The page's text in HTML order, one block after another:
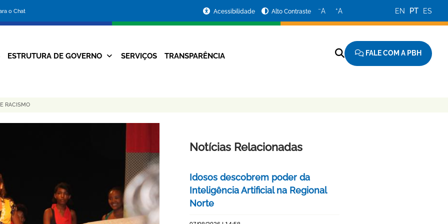
o Chat
da
Prefeitura
Acessibilidade Alto Contraste −A +A EN PT ES
Navegação
ESTRUTURA DE GOVERNO SERVIÇOS TRANSPARÊNCIA FALE COM A PBH
RACISMO
Notícias Relacionadas
Idosos descobrem poder da
Inteligência Artificial na Regional
Norte